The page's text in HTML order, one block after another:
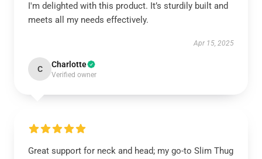
I'm delighted with this product. It’s sturdily built and
meets all my needs effectively.
Apr 15, 2025
C Charlotte
Verified owner
Great support for neck and head; my go-to Slim Thug